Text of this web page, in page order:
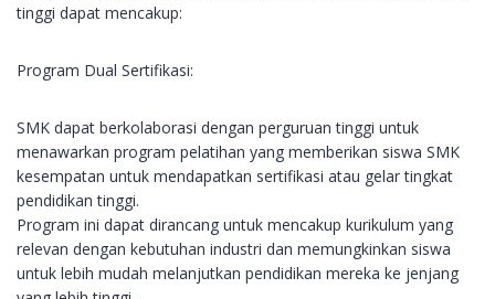
tinggi dapat mencakup:
Program Dual Sertifikasi:
SMK dapat berkolaborasi dengan perguruan tinggi untuk
menawarkan program pelatihan yang memberikan siswa SMK
kesempatan untuk mendapatkan sertifikasi atau gelar tingkat
pendidikan tinggi.
Program ini dapat dirancang untuk mencakup kurikulum yang
relevan dengan kebutuhan industri dan memungkinkan siswa
untuk lebih mudah melanjutkan pendidikan mereka ke jenjang